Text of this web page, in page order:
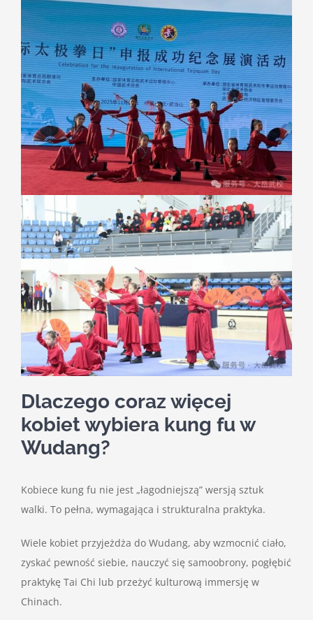
Dlaczego coraz więcej
kobiet wybiera kung fu w
Wudang?
Kobiece kung fu nie jest „łagodniejszą” wersją sztuk
walki. To pełna, wymagająca i strukturalna praktyka.
Wiele kobiet przyjeżdża do Wudang, aby wzmocnić ciało,
zyskać pewność siebie, nauczyć się samoobrony, pogłębić
praktykę Tai Chi lub przeżyć kulturową immersję w
Chinach.